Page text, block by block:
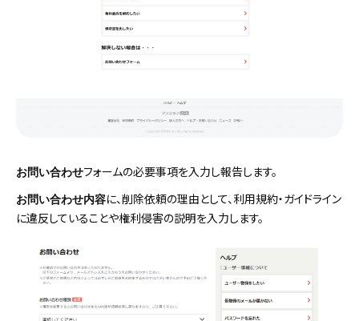
お問い合わせフォームの必要事項を入力し報告します。
お問い合わせ内容に、削除依頼の理由として、利用規約・ガイドライン
に違反していることや権利侵害の説明を入力します。